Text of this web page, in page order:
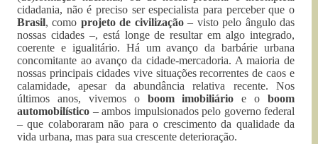
cidadania, não é preciso ser especialista para perceber que o
Brasil, como projeto de civilização– visto pelo ângulo das
nossas cidades –, está longe de resultar em algo integrado,
coerente e igualitário. Há um avanço da barbárie urbana
concomitante ao avanço da cidade-mercadoria. A maioria de
nossas principais cidades vive situações recorrentes de caos e
calamidade, apesar da abundância relativa recente. Nos
últimos anos, vivemos o boom imobiliário e oboom
automobilístico – ambos impulsionados pelo governo federal
– que colaboraram não para o crescimento da qualidade da
vida urbana, mas para sua crescente deterioração.